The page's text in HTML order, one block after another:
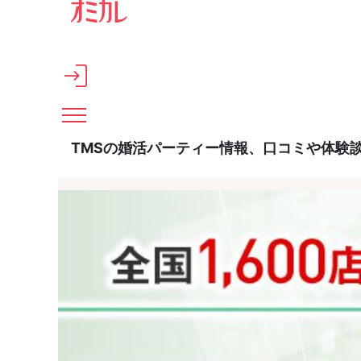
メインコンテンツへスキップ
TMSの婚活パーティー情報、口コミや体験